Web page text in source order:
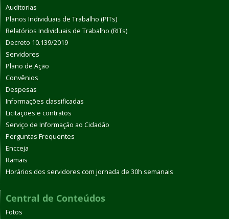
Auditorias
Planos Individuais de Trabalho (PITs)
Relatórios Individuais de Trabalho (RITs)
Decreto 10.139/2019
Servidores
Plano de Ação
Convênios
Despesas
Informações classificadas
Licitações e contratos
Serviço de Informação ao Cidadão
Perguntas Frequentes
Encceja
Ramais
Horários dos servidores com jornada de 30h semanais
Central de Conteúdos
Fotos